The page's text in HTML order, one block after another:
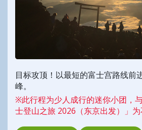
目标攻顶！以最短的富士宫路线前
峰。
※此行程为少人成行的迷你小团，
士登山之旅 2026（东京出发）」为